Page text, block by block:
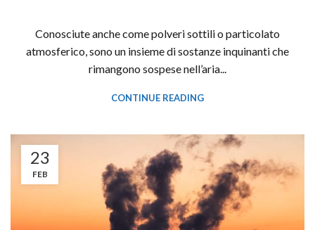
Conosciute anche come polveri sottili o particolato
atmosferico, sono un insieme di sostanze inquinanti che
rimangono sospese nell’aria...
CONTINUE READING
23
FEB